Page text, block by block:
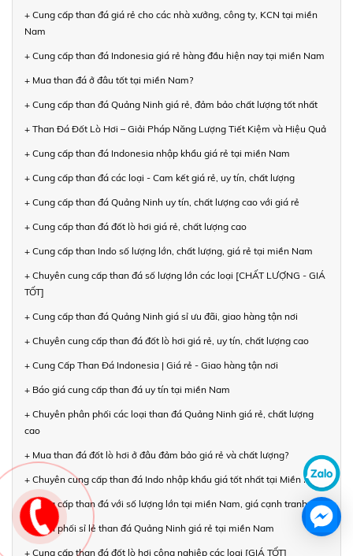
+ Cung cấp than đá giá rẻ cho các nhà xưởng, công ty, KCN tại miền
Nam
+ Cung cấp than đá Indonesia giá rẻ hàng đầu hiện nay tại miền Nam
+ Mua than đá ở đâu tốt tại miền Nam?
+ Cung cấp than đá Quảng Ninh giá rẻ, đảm bảo chất lượng tốt nhất
+ Than Đá Đốt Lò Hơi – Giải Pháp Năng Lượng Tiết Kiệm và Hiệu Quả
+ Cung cấp than đá Indonesia nhập khẩu giá rẻ tại miền Nam
+ Cung cấp than đá các loại - Cam kết giá rẻ, uy tín, chất lượng
+ Cung cấp than đá Quảng Ninh uy tín, chất lượng cao với giá rẻ
+ Cung cấp than đá đốt lò hơi giá rẻ, chất lượng cao
+ Cung cấp than Indo số lượng lớn, chất lượng, giá rẻ tại miền Nam
+ Chuyên cung cấp than đá số lượng lớn các loại [CHẤT LƯỢNG - GIÁ
TỐT]
+ Cung cấp than đá Quảng Ninh giá sỉ ưu đãi, giao hàng tận nơi
+ Chuyên cung cấp than đá đốt lò hơi giá rẻ, uy tín, chất lượng cao
+ Cung Cấp Than Đá Indonesia | Giá rẻ - Giao hàng tận nơi
+ Báo giá cung cấp than đá uy tín tại miền Nam
+ Chuyên phân phối các loại than đá Quảng Ninh giá rẻ, chất lượng
cao
+ Mua than đá đốt lò hơi ở đâu đảm bảo giá rẻ và chất lượng?
+ Chuyên cung cấp than đá Indo nhập khẩu giá tốt nhất tại Miền Nam
+ Cung cấp than đá với số lượng lớn tại miền Nam, giá cạnh tranh
+ Phân phối sỉ lẻ than đá Quảng Ninh giá rẻ tại miền Nam
+ Cung cấp than đá đốt lò hơi công nghiệp các loại [GIÁ TỐT]